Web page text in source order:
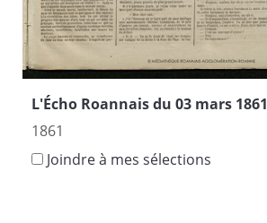
L'Écho Roannais du 03 mars 1861
1861
Joindre à mes sélections